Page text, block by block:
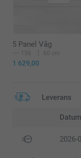
5 Panel Våg
156 60 cm
1 629,00
Leverans
Datum
2026-